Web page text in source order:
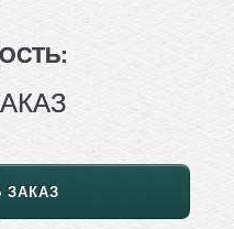
ЗАКАЗ